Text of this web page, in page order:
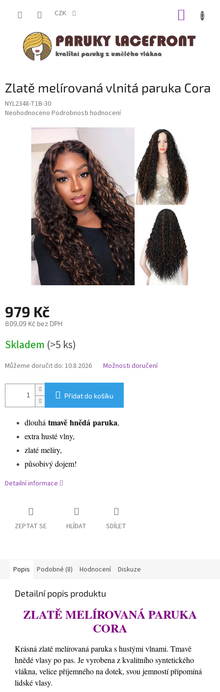
CZK
Zlatě melírovaná vlnitá paruka Cora
NYL2348-T1B-30
Průměrné
hvězdiček.
Neohodnoceno Podrobnosti hodnocení
979 Kč
809,09 Kč bez DPH
cena:
Skladem (>5 ks)
Můžeme doručit do: 10.8.2026 Možnosti doručení
Přidat do košíku
dlouhá tmavě hnědá paruka,
extra husté vlny,
zlaté melíry,
působivý dojem!
Detailní informace
ZEPTAT SE HLÍDAT SDÍLET
Popis Podobné (8) Hodnocení Diskuze
Detailní popis produktu
ZLATĚ MELÍROVANÁ PARUKA
CORA
Krásná zlatě melírovaná paruka s hustými vlnami. Tmavě
hnědé vlasy po pas. Je vyrobena z kvalitního syntetického
vlákna, velice příjemného na dotek, svou jemností připomíná
lidské vlasy.